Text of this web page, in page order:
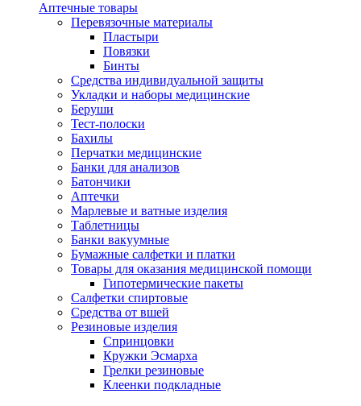
Аптечные товары
Перевязочные материалы
Пластыри
Повязки
Бинты
Средства индивидуальной защиты
Укладки и наборы медицинские
Беруши
Тест-полоски
Бахилы
Перчатки медицинские
Банки для анализов
Батончики
Аптечки
Марлевые и ватные изделия
Таблетницы
Банки вакуумные
Бумажные салфетки и платки
Товары для оказания медицинской помощи
Гипотермические пакеты
Салфетки спиртовые
Средства от вшей
Резиновые изделия
Спринцовки
Кружки Эсмарха
Грелки резиновые
Клеенки подкладные